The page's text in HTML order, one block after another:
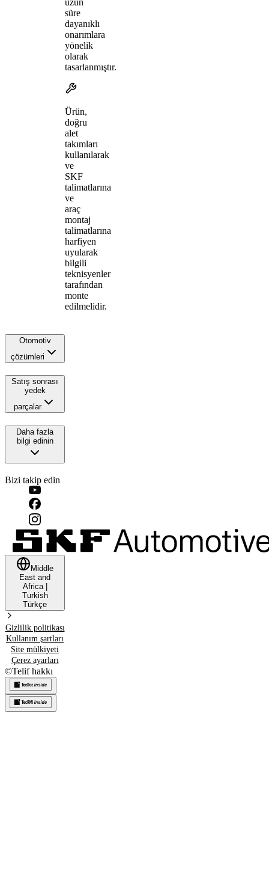
süre
dayanıklı
onarımlara
yönelik
olarak
tasarlanmıştır.
Ürün,
doğru
alet
takımları
kullanılarak
ve
SKF
talimatlarına
ve
araç
montaj
talimatlarına
harfiyen
uyularak
bilgili
teknisyenler
tarafından
monte
edilmelidir.
Otomotiv
çözümleri
Satış sonrası
yedek
parçalar
Daha fazla
bilgi edinin
Bizi takip edin
Middle
East and
Africa|
Turkish
Türkçe
Gizlilik politikası
Kullanım şartları
Site mülkiyeti
Çerez ayarları
©Telif hakkı